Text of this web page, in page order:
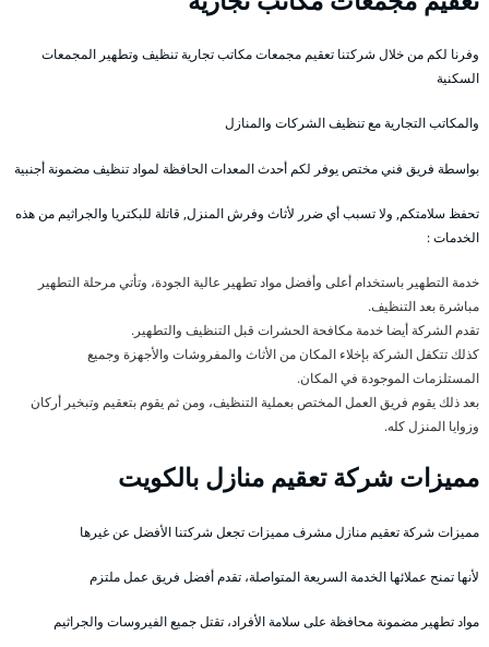
وفرنا لكم من خلال شركتنا تعقيم مجمعات مكاتب تجارية تنظيف وتطهير المجمعات
السكنية
والمكاتب التجارية مع تنظيف الشركات والمنازل
بواسطة فريق فني مختص يوفر لكم أحدث المعدات الحافظة لمواد تنظيف مضمونة أجنبية
تحفظ سلامتكم, ولا تسبب أي ضرر لأثاث وفرش المنزل, قاتلة للبكتريا والجراثيم من هذه
الخدمات :
خدمة التطهير باستخدام أعلى وأفضل مواد تطهير عالية الجودة، وتأتي مرحلة التطهير
مباشرة بعد التنظيف.
تقدم الشركة أيضا خدمة مكافحة الحشرات قبل التنظيف والتطهير.
كذلك تتكفل الشركة بإخلاء المكان من الأثاث والمفروشات والأجهزة وجميع
المستلزمات الموجودة في المكان.
بعد ذلك يقوم فريق العمل المختص بعملية التنظيف، ومن ثم يقوم بتعقيم وتبخير أركان
وزوايا المنزل كله.
مميزات شركة تعقيم منازل بالكويت
مميزات شركة تعقيم منازل مشرف مميزات تجعل شركتنا الأفضل عن غيرها
لأنها تمنح عملائها الخدمة السريعة المتواصلة، تقدم أفضل فريق عمل ملتزم
مواد تطهير مضمونة محافظة على سلامة الأفراد، تقتل جميع الفيروسات والجراثيم